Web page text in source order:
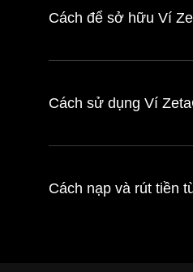
Cách để sở hữu Ví
Cách sử dụng Ví
Cách nạp và rút tiền